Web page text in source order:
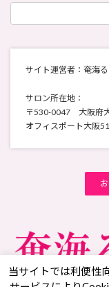
サイト運営者：奄海
サロン所在地：
〒530-0047 大阪府
オフィスポート大阪
当サイトでは利便性